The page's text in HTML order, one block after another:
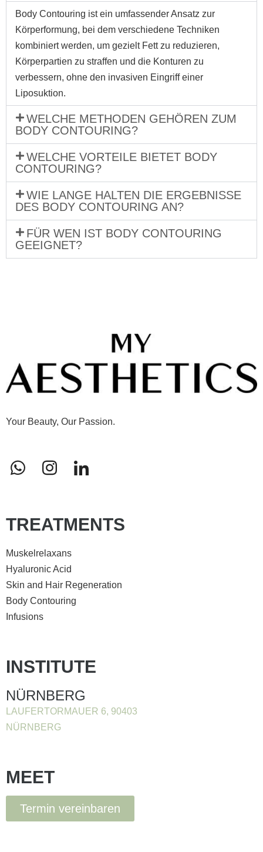
Body Contouring ist ein umfassender Ansatz zur
Körperformung, bei dem verschiedene Techniken
kombiniert werden, um gezielt Fett zu reduzieren,
Körperpartien zu straffen und die Konturen zu
verbessern, ohne den invasiven Eingriff einer
Liposuktion.
WELCHE METHODEN GEHÖREN ZUM
BODY CONTOURING?
WELCHE VORTEILE BIETET BODY
CONTOURING?
WIE LANGE HALTEN DIE ERGEBNISSE
DES BODY CONTOURING AN?
FÜR WEN IST BODY CONTOURING
GEEIGNET?
Your Beauty, Our Passion.
TREATMENTS
Muskelrelaxans
Hyaluronic Acid
Skin and Hair Regeneration
Body Contouring
Infusions
INSTITUTE
NÜRNBERG
LAUFERTORMAUER 6, 90403
NÜRNBERG
MEET
Termin vereinbaren